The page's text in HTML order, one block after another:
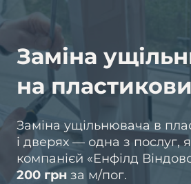
Заміна
на
Заміна ущільнювача в
і дверях — одна з послуг,
компанієй «Енфілд
200 грн за м/пог.